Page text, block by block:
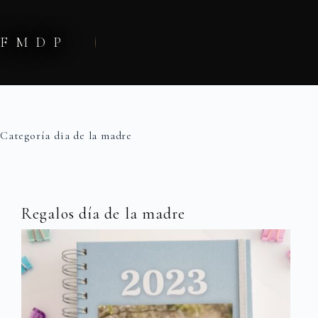
contenido
FMDP
Categoría dia de la madre
Regalos día de la madre